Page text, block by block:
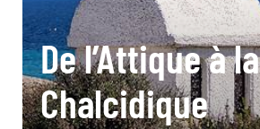
De l’Attique à la
Chalcidique